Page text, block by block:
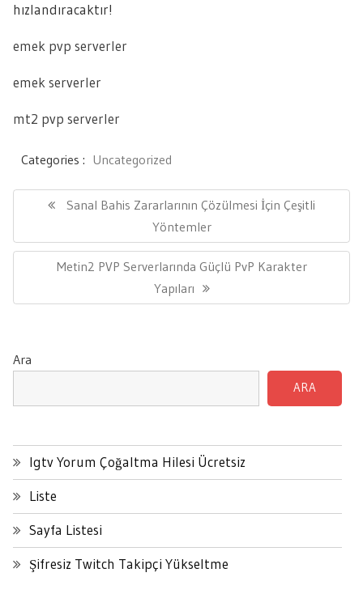
hızlandıracaktır!
emek pvp serverler
emek serverler
mt2 pvp serverler
Categories : Uncategorized
gezinmesiPrevious
Sanal Bahis Zararlarının Çözülmesi İçin Çeşitli
Yöntemler
Next
Metin2 PVP Serverlarında Güçlü PvP Karakter
Yapıları
Ara
ARA
Igtv Yorum Çoğaltma Hilesi Ücretsiz
Liste
Sayfa Listesi
Şifresiz Twitch Takipçi Yükseltme